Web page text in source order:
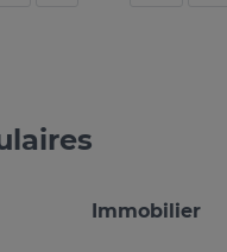
Immobilier